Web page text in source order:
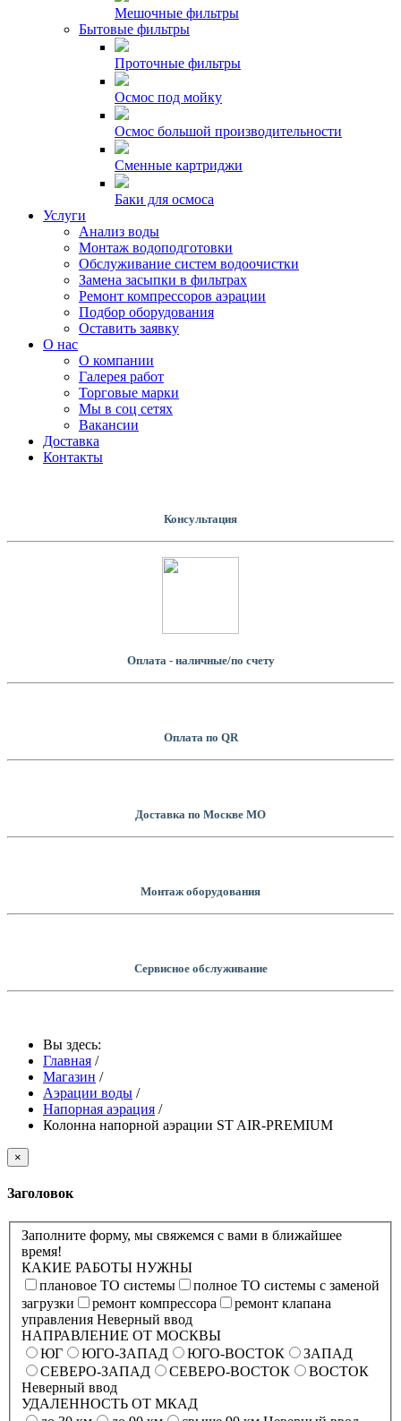
Мешочные фильтры
Бытовые фильтры
Проточные фильтры
Осмос под мойку
Осмос большой производительности
Сменные картриджи
Баки для осмоса
Услуги
Анализ воды
Монтаж водоподготовки
Обслуживание систем водоочистки
Замена засыпки в фильтрах
Ремонт компрессоров аэрации
Подбор оборудования
Оставить заявку
О нас
О компании
Галерея работ
Торговые марки
Мы в соц сетях
Вакансии
Доставка
Контакты
Консультация
Оплата - наличные/по счету
Оплатa по QR
Доставка по Москве МО
Монтаж оборудования
Сервисное обслуживание
Вы здесь:
Главная /
Магазин /
Аэрации воды /
Напорная аэрация /
Колонна напорной аэрации ST AIR-PREMIUM
×
Заголовок
Заполните форму, мы свяжемся с вами в ближайшее
время!
КАКИЕ РАБОТЫ НУЖНЫ
плановое ТО системы
полное ТО системы с заменой
загрузки
ремонт компрессора
ремонт клапана
управления Неверный ввод
НАПРАВЛЕНИЕ ОТ МОСКВЫ
ЮГ
ЮГО-ЗАПАД ЮГО-ВОСТОК
ЗАПАД
СЕВЕРО-ЗАПАД
СЕВЕРО-ВОСТОК
ВОСТОК
Неверный ввод
УДАЛЕННОСТЬ ОТ МКАД